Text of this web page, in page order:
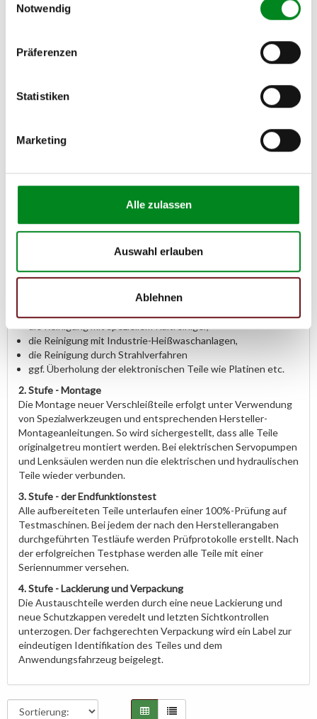
Notwendig
Präferenzen
Statistiken
Marketing
Alle zulassen
Auswahl erlauben
Ablehnen
oder abgefallen)
Die Aufbereitung wird nach festgelegten und bewährten
sicherstellen. Alle Teile durchlaufen einen streng
kontrollierten, definierten Aufbereitungsprozess:
1. Stufe - Demontage, Reinigung und Überholung
Auf die Sichtkontrolle des Altteils (Gewinde, Leitungen,
Spurstangen, Gehäuse und Anbauteile) erfolgt die komplette
Demontage in die Einzelkomponenten. Nachdem alle
Verschleißteile fachgerecht entfernt und entsorgt worden
detaillierten Sichtprüfung unterzogen.
Zur anschließenden Reinigung werden ausschließlich
bewährte Verfahren, die ein hochwertiges Ergebnis
sicherstellen, verwendet. Hierzu gehören
die Reinigung mit speziellem Kaltreiniger,
die Reinigung mit Industrie-Heißwaschanlagen,
die Reinigung durch Strahlverfahren
ggf. Überholung der elektronischen Teile wie Platinen etc.
2. Stufe - Montage
Die Montage neuer Verschleißteile erfolgt unter Verwendung
von Spezialwerkzeugen und entsprechenden Hersteller-
Montageanleitungen. So wird sichergestellt, dass alle Teile
originalgetreu montiert werden. Bei elektrischen Servopumpen
und Lenksäulen werden nun die elektrischen und hydraulischen
Teile wieder verbunden.
3. Stufe - der Endfunktionstest
Alle aufbereiteten Teile unterlaufen einer 100%-Prüfung auf
Testmaschinen. Bei jedem der nach den Herstellerangaben
durchgeführten Testläufe werden Prüfprotokolle erstellt. Nach
der erfolgreichen Testphase werden alle Teile mit einer
Seriennummer versehen.
4. Stufe - Lackierung und Verpackung
Die Austauschteile werden durch eine neue Lackierung und
neue Schutzkappen veredelt und letzten Sichtkontrollen
unterzogen. Der fachgerechten Verpackung wird ein Label zur
eindeutigen Identifikation des Teiles und dem
Anwendungsfahrzeug beigelegt.